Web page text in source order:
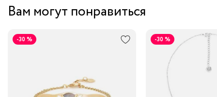
Вам могут понравиться
-30 % -30 %